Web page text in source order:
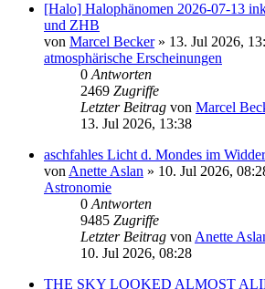
[Halo] Halophänomen 2026-07-13
und ZHB
von Marcel Becker» 13. Jul 2026,
atmosphärische Erscheinungen
0 Antworten
2469 Zugriffe
Letzter Beitrag von Marcel
13. Jul 2026, 13:38
aschfahles Licht d. Mondes im
von Anette Aslan » 10. Jul 2026,
Astronomie
0 Antworten
9485 Zugriffe
Letzter Beitrag von Anette
10. Jul 2026, 08:28
THE SKY LOOKED ALMOST